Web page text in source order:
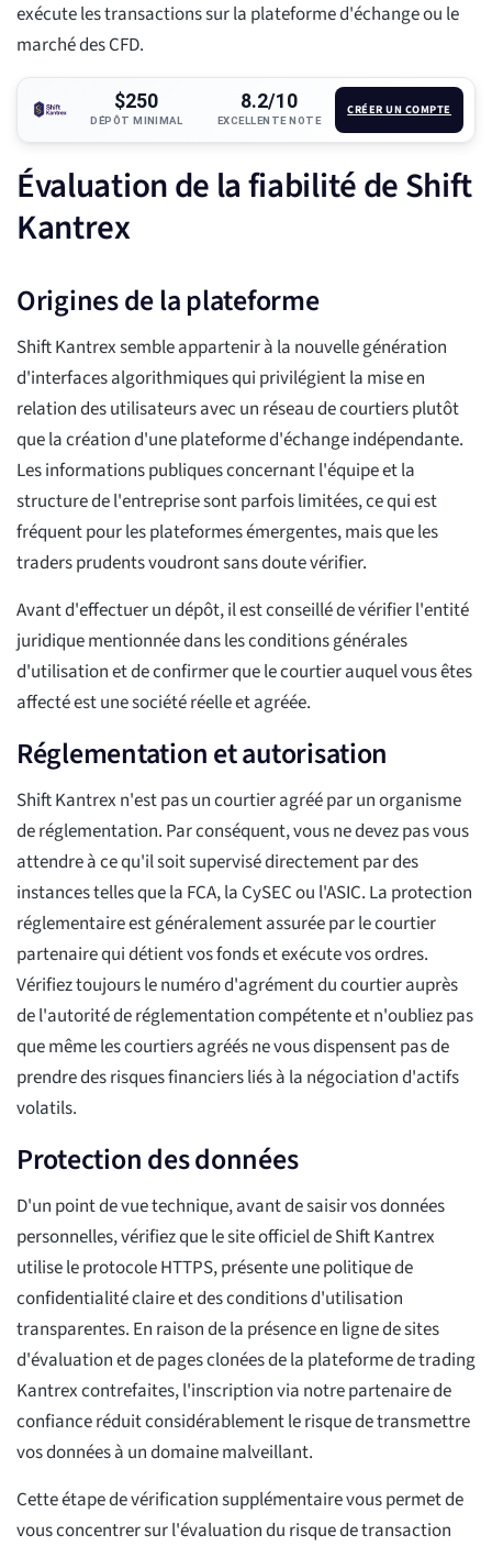
exécute les transactions sur la plateforme d'échange ou le
marché des CFD.
$250
DÉPÔT MINIMAL
8.2/10
EXCELLENTE NOTE
CRÉER UN COMPTE
Évaluation de la fiabilité de Shift
Kantrex
Origines de la plateforme
Shift Kantrex semble appartenir à la nouvelle génération
d'interfaces algorithmiques qui privilégient la mise en
relation des utilisateurs avec un réseau de courtiers plutôt
que la création d'une plateforme d'échange indépendante.
Les informations publiques concernant l'équipe et la
structure de l'entreprise sont parfois limitées, ce qui est
fréquent pour les plateformes émergentes, mais que les
traders prudents voudront sans doute vérifier.
Avant d'effectuer un dépôt, il est conseillé de vérifier l'entité
juridique mentionnée dans les conditions générales
d'utilisation et de confirmer que le courtier auquel vous êtes
affecté est une société réelle et agréée.
Réglementation et autorisation
Shift Kantrex n'est pas un courtier agréé par un organisme
de réglementation. Par conséquent, vous ne devez pas vous
attendre à ce qu'il soit supervisé directement par des
instances telles que la FCA, la CySEC ou l'ASIC. La protection
réglementaire est généralement assurée par le courtier
partenaire qui détient vos fonds et exécute vos ordres.
Vérifiez toujours le numéro d'agrément du courtier auprès
de l'autorité de réglementation compétente et n'oubliez pas
que même les courtiers agréés ne vous dispensent pas de
prendre des risques financiers liés à la négociation d'actifs
volatils.
Protection des données
D'un point de vue technique, avant de saisir vos données
personnelles, vérifiez que le site officiel de Shift Kantrex
utilise le protocole HTTPS, présente une politique de
confidentialité claire et des conditions d'utilisation
transparentes. En raison de la présence en ligne de sites
d'évaluation et de pages clonées de la plateforme de trading
Kantrex contrefaites, l'inscription via notre partenaire de
confiance réduit considérablement le risque de transmettre
vos données à un domaine malveillant.
Cette étape de vérification supplémentaire vous permet de
vous concentrer sur l'évaluation du risque de transaction